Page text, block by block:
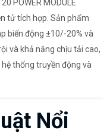
POWER MODULE
tử tích hợp. Sản phẩm
biến động ±10/-20% và
và khả năng chịu tải cao,
thống truyền động và
Nổi